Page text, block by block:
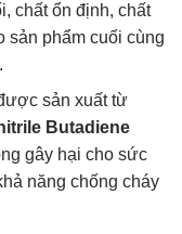
chất ổn định, chất
phẩm cuối cùng
sản xuất từ
Butadiene
gây hại cho sức
năng chống cháy